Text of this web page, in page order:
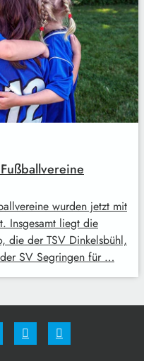
wurden jetzt mit
Insgesamt liegt die
die der TSV Dinkelsbühl,
SV Segringen für …